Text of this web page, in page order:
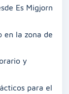
Es Migjorn
en la zona de
y
para el